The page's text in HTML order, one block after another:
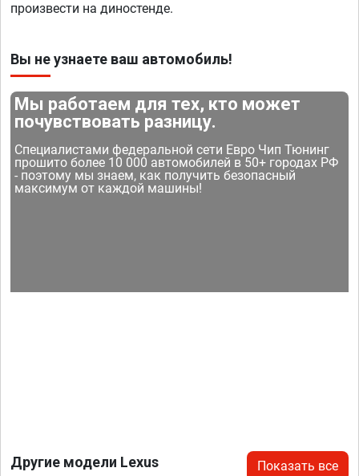
произвести на диностенде.
Вы не узнаете ваш автомобиль!
Мы работаем для тех, кто может
почувствовать разницу.
Специалистами федеральной сети Евро Чип Тюнинг
прошито более 10 000 автомобилей в 50+ городах РФ
- поэтому мы знаем, как получить безопасный
максимум от каждой машины!
Другие модели Lexus Показать все